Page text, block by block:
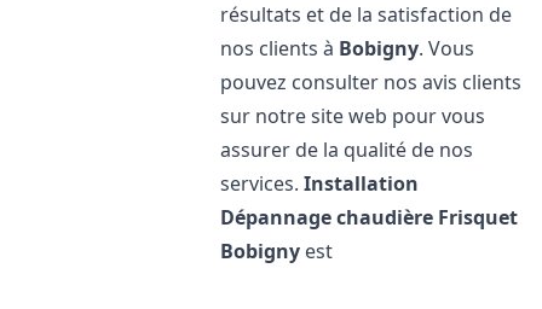
résultats et de la satisfaction de
nos clients à Bobigny. Vous
pouvez consulter nos avis clients
sur notre site web pour vous
assurer de la qualité de nos
services.Installation
Dépannage chaudière Frisquet
Bobigny est